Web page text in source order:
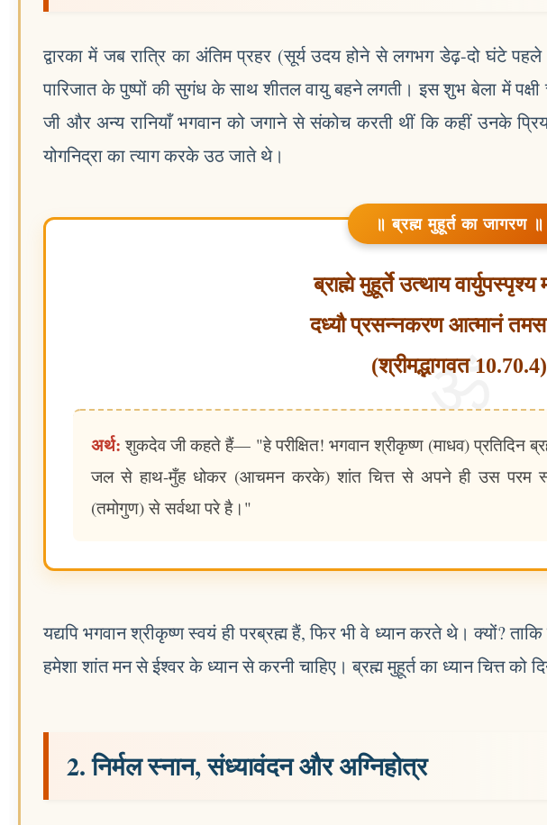
द्वारका में जब रात्रि का अंतिम प्रहर (सूर्य उदय होने से लगभग डेढ़-दो घंटे
पारिजात के पुष्पों की सुगंध के साथ शीतल वायु बहने लगती। इस शुभ बेला में पक्षी
जी और अन्य रानियाँ भगवान को जगाने से संकोच करती थीं कि कहीं उनके
योगनिद्रा का त्याग करके उठ जाते थे।
॥ ब्रह्म मुहूर्त का जागरण ॥
ब्राह्मे मुहूर्ते उत्थाय वार्युपस्पृश्य
दध्यौ प्रसन्नकरण आत्मानं
(श्रीमद्भागवत 10.70.4)
अर्थ: शुकदेव जी कहते हैं— "हे परीक्षित! भगवान श्रीकृष्ण (माधव) प्रतिदिन
जल से हाथ-मुँह धोकर (आचमन करके) शांत चित्त से अपने ही उस परम
(तमोगुण) से सर्वथा परे है।"
यद्यपि भगवान श्रीकृष्ण स्वयं ही परब्रह्म हैं, फिर भी वे ध्यान करते थे। क्यों?
हमेशा शांत मन से ईश्वर के ध्यान से करनी चाहिए। ब्रह्म मुहूर्त का ध्यान चित्त को
2. निर्मल स्नान, संध्यावंदन और अग्निहोत्र